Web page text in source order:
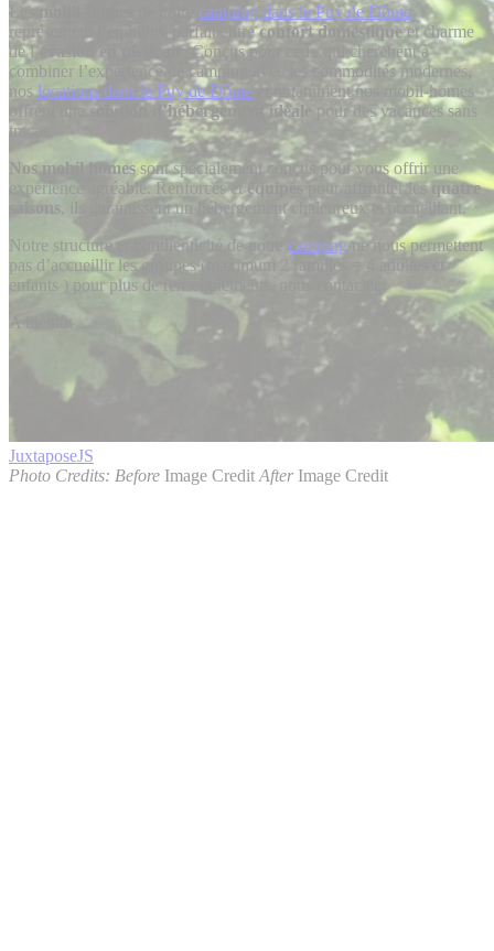
JuxtaposeJS
Photo Credits: Before Image Credit After Image Credit
Lesmobil-homes
camping dans le Puy de Dôme
représentent l’équilibre parfait entreconfort domestiqueet charme
de l’
évasion en plein air. Conçus pour ceux qui cherchent à
combiner l’expérience de camping avec les commodités modernes,
noslocations dans le Puy de Dômeet notamment nos mobil-homes
offrent une
solution d’hébergement idéale
pour des vacances sans
tracas.
Nos mobil homes sont spécialement conçus pour vous offrir une
expérience agréable. Renforcés et équipés pour affronter les quatre
saisons, ils garantissent un hébergement chaleureux et accueillant.
Notre structure et l’authenticité de notre campingne nous permettent
pas d’accueillir les groupes (maximum 2 familles = 4 adultes et
enfants ) pour plus de renseignements, nous contacter.
A bientôt